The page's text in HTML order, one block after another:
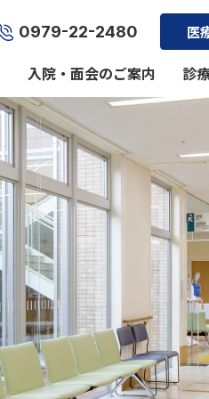
0979-22-2480 医
入院・面会のご案内 診